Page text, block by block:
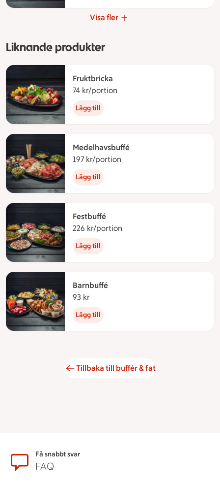
Visa fler
Liknande produkter
Fruktbricka
74 kr/portion
Lägg till
Medelhavsbuffé
197 kr/portion
Lägg till
Festbuffé
226 kr/portion
Lägg till
Barnbuffé
93 kr
Lägg till
Tillbaka till buffér & fat
SidfotFå snabbt svar
FAQ